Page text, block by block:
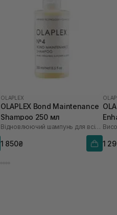
OLAPLEX
OLAPLEX Bond Maintenance
Shampoo 250 мл
Відновлюючий шампунь для всіх типів волосся №4
1 850₴
1